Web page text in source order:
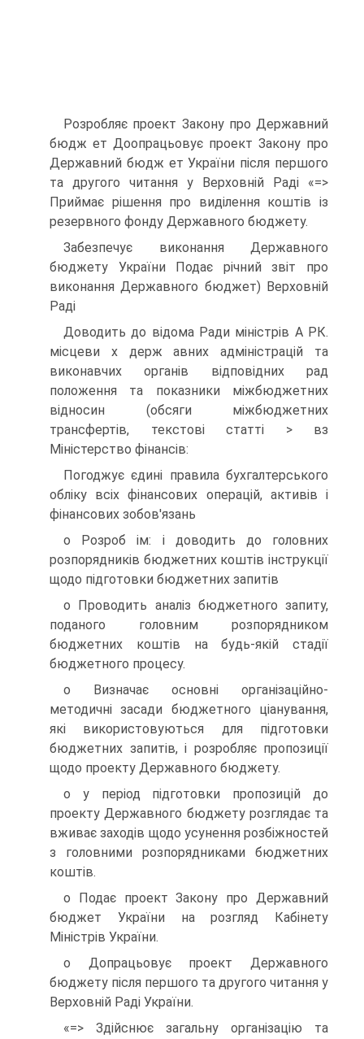
Розробляє проект Закону про Державний
бюдж ет Доопрацьовує проект Закону про
Державний бюдж ет України після першого
та другого читання у Верховній Раді «=>
Приймає рішення про виділення коштів із
резервного фонду Державного бюджету.
Забезпечує виконання Державного
бюджету України Подає річний звіт про
виконання Державного бюджет) Верховній
Раді
Доводить до відома Ради міністрів А РК.
місцеви х держ авних адміністрацій та
виконавчих органів відповідних рад
положення та показники міжбюджетних
відносин (обсяги міжбюджетних
трансфертів, текстові статті > вз
Міністерство фінансів:
Погоджує єдині правила бухгалтерського
обліку всіх фінансових операцій, активів і
фінансових зобов'язань
о Розроб ім: і доводить до головних
розпорядників бюджетних коштів інструкції
щодо підготовки бюджетних запитів
о Проводить аналіз бюджетного запиту,
поданого головним розпорядником
бюджетних коштів на будь-якій стадії
бюджетного процесу.
о Визначає основні організаційно-
методичні засади бюджетного ціанування,
які використовуються для підготовки
бюджетних запитів, і розробляє пропозиції
щодо проекту Державного бюджету.
о у період підготовки пропозицій до
проекту Державного бюджету розглядає та
вживає заходів щодо усунення розбіжностей
з головними розпорядниками бюджетних
коштів.
о Подає проект Закону про Державний
бюджет України на розгляд Кабінету
Міністрів України.
о Допрацьовує проект Державного
бюджету після першого та другого читання у
Верховній Раді України.
«=> Здійснює загальну організацію та